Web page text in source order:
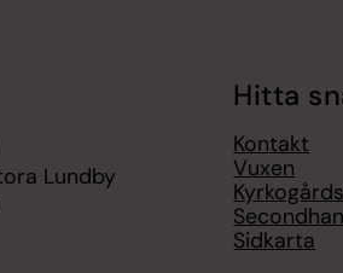
Lundby
Hitta
Kontakt
Vuxen
Sidkarta